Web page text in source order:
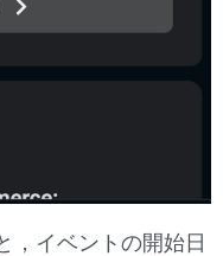
，イベントの開始日